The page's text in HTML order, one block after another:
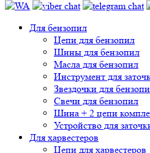
Для бензопил
Цепи для бензопил
Шины для бензопил
Масла для бензопил
Инструмент для
Звездочки для
Свечи для бензопил
Шина + 2 цепи
Устройство для
Для харвестеров
Цепи для харвестеров